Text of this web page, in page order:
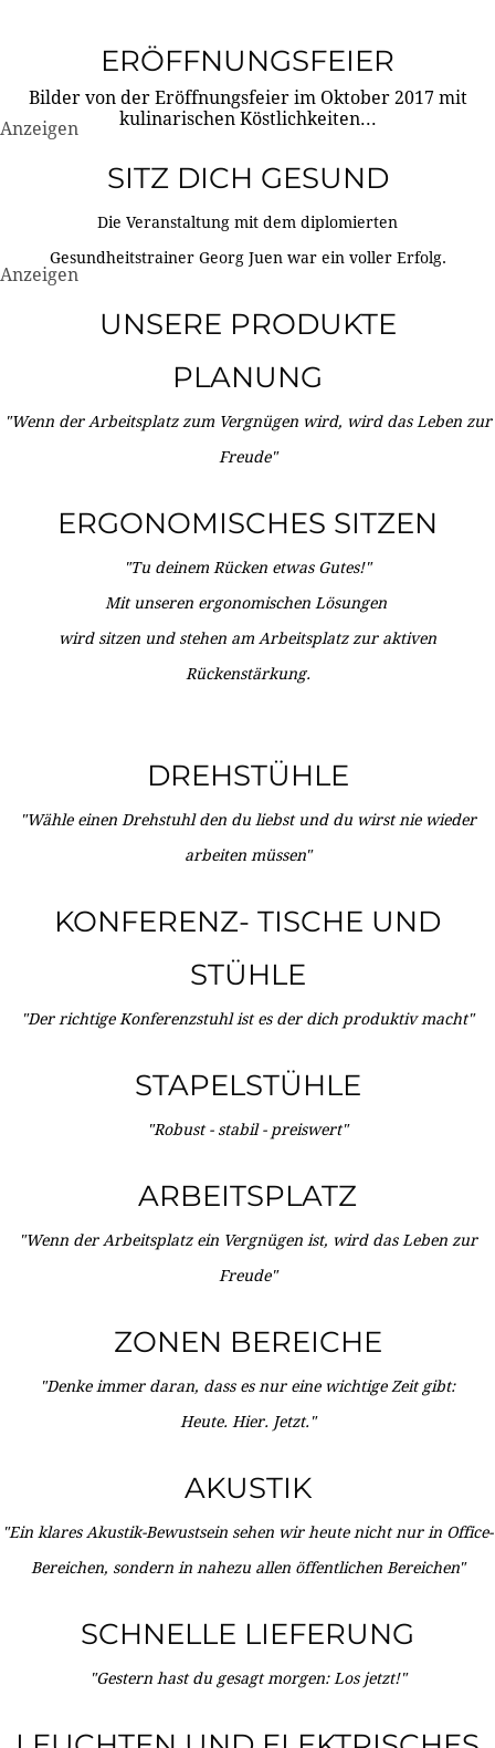
ERÖFFNUNGSFEIER
Bilder von der Eröffnungsfeier im Oktober 2017 mit
kulinarischen Köstlichkeiten...
Anzeigen
SITZ DICH GESUND
Die Veranstaltung mit dem diplomierten
Gesundheitstrainer Georg Juen war ein voller Erfolg.
Anzeigen
UNSERE PRODUKTE
PLANUNG
"Wenn der Arbeitsplatz zum Vergnügen wird, wird das Leben zur
Freude"
ERGONOMISCHES SITZEN
"Tu deinem Rücken etwas Gutes!"
Mit unseren ergonomischen Lösungen
wird sitzen und stehen am Arbeitsplatz zur aktiven
Rückenstärkung.
DREHSTÜHLE
"Wähle einen Drehstuhl den du liebst und du wirst nie wieder
arbeiten müssen"
KONFERENZ- TISCHE UND
STÜHLE
"Der richtige Konferenzstuhl ist es der dich produktiv macht"
STAPELSTÜHLE
"Robust - stabil - preiswert"
ARBEITSPLATZ
"Wenn der Arbeitsplatz ein Vergnügen ist, wird das Leben zur
Freude"
ZONEN BEREICHE
"Denke immer daran, dass es nur eine wichtige Zeit gibt:
Heute. Hier. Jetzt."
AKUSTIK
"Ein klares Akustik-Bewustsein sehen wir heute nicht nur in Office-
Bereichen, sondern in nahezu allen öffentlichen Bereichen"
SCHNELLE LIEFERUNG
"Gestern hast du gesagt morgen: Los jetzt!"